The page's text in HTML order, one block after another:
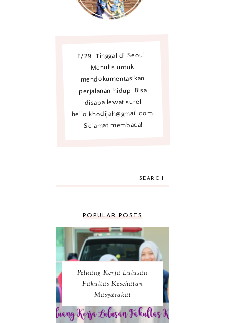
F/29. Tinggal di Seoul.
Menulis untuk
mendokumentasikan
perjalanan hidup. Bisa
disapa lewat surel
hello.khodijah@gmail.com.
Selamat membaca!
SEARCH
POPULAR POSTS
Peluang Kerja Lulusan
Fakultas Kesehatan
Masyarakat